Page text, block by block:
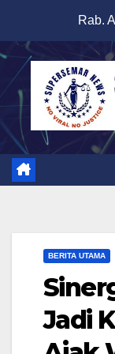
content
Rab.
BERITA UTAMA
Jadi